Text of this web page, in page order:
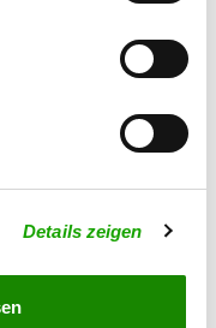
Details zeigen
Details